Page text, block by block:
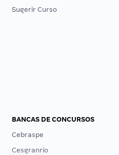
Sugerir Curso
BANCAS DE CONCURSOS
Cebraspe
Cesgranrio